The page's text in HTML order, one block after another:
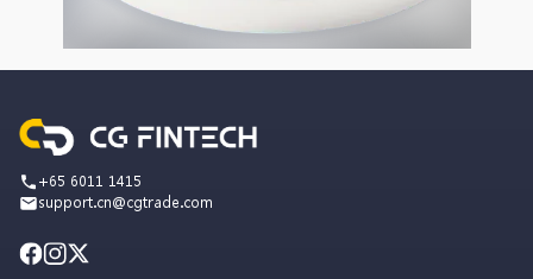
+65 6011 1415
support.cn@cgtrade.com